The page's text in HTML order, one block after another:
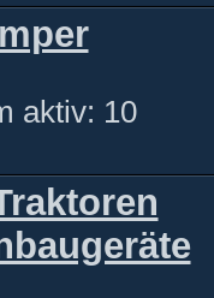
aktiv: 10